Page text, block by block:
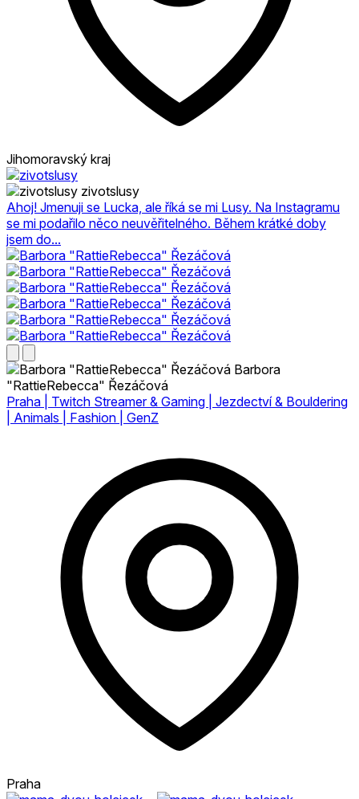
Jihomoravský kraj
zivotslusy
Ahoj! Jmenuji se Lucka, ale říká se mi Lusy. Na Instagramu
se mi podařilo něco neuvěřitelného. Během krátké doby
jsem do...
Barbora
"RattieRebecca" Řezáčová
Praha | Twitch Streamer & Gaming | Jezdectví & Bouldering
| Animals | Fashion | GenZ
Praha